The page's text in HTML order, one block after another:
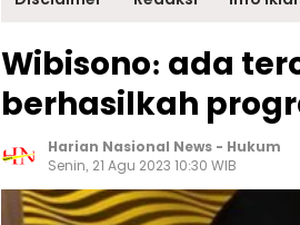
Wibisono: ada
berhasilkah
Harian Nasional News - Hukum
Senin, 21 Agu 2023 10:30 WIB